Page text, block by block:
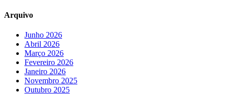
Arquivo
Junho 2026
Abril 2026
Março 2026
Fevereiro 2026
Janeiro 2026
Novembro 2025
Outubro 2025